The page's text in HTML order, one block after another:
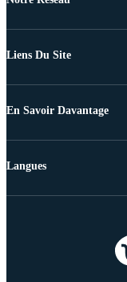
Liens Du Site
En Savoir Davantage
Langues